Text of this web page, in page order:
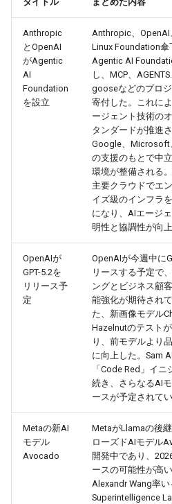
2026-07-10
2026-07-09
2026-07-08
2026-07-03
2026-07-02
2026-06-28
2026-06-26
Anthropic
とOpenAI
がAgentic
AI
Foundation
を設立
Anthropic、
Linux Foundation傘
Agentic AI
し、MCP、
gooseなどのプロ
寄付した。これに
ージェント技術の
タンダードが推進さ
Google、Microsoft
の支援のもとで中
環境が整備される
主要クラウドでエ
イズ級のインフラ
になり、AIエージ
明性と協調性が向上
OpenAIが
GPT-5.2を
リリース予
定
OpenAIが今週中に
リースする予定で
ングとビジネス顧
能強化が期待され
た、新画像モデル
Hazelnutのテスト
り、前モデルより
に向上した。Sam
「Code Red」イニ
続き、さらなるAI
ースが予定されてい
Metaの新AI
モデル
Avocado
MetaがLlamaの後
ローズドAIモデル
開発中であり、
ースの可能性が高い
Alexandr Wang率い
Superintelligence